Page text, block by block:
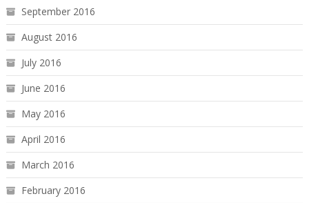
September 2016
August 2016
July 2016
June 2016
May 2016
April 2016
March 2016
February 2016